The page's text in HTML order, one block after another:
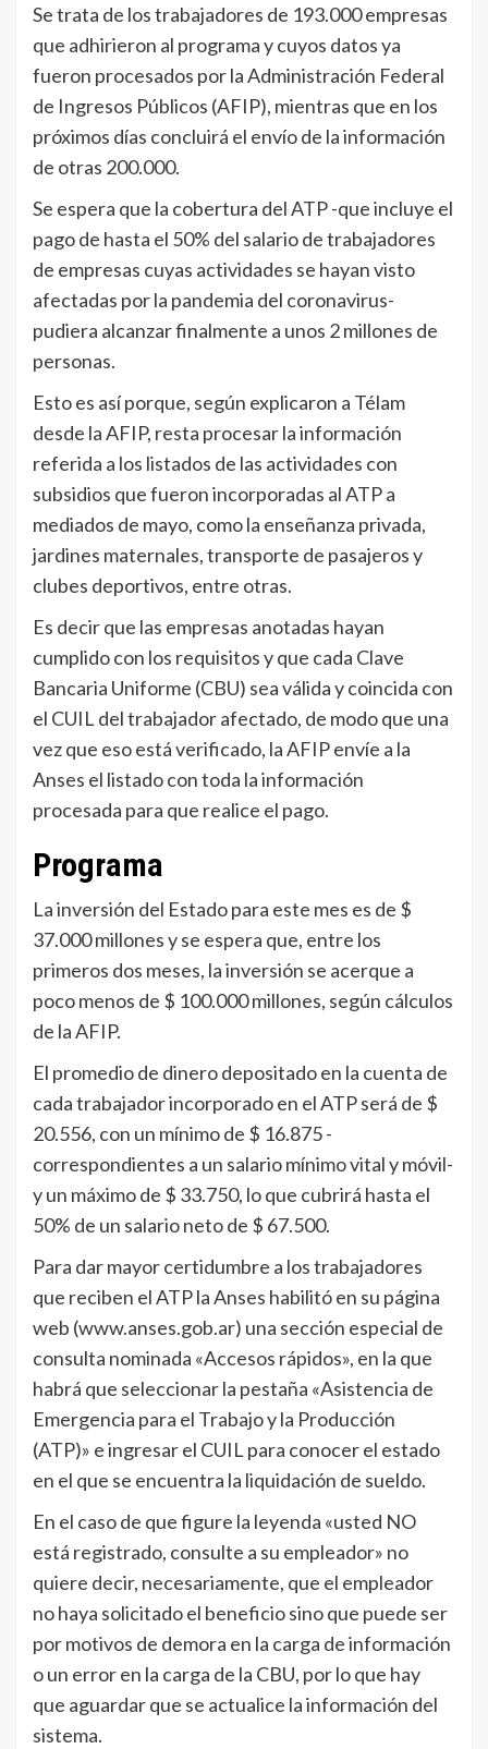
Se trata de los trabajadores de 193.000 empresas
que adhirieron al programa y cuyos datos ya
fueron procesados por la Administración Federal
de Ingresos Públicos (AFIP), mientras que en los
próximos días concluirá el envío de la información
de otras 200.000.
Se espera que la cobertura del ATP -que incluye el
pago de hasta el 50% del salario de trabajadores
de empresas cuyas actividades se hayan visto
afectadas por la pandemia del coronavirus-
pudiera alcanzar finalmente a unos 2 millones de
personas.
Esto es así porque, según explicaron a Télam
desde la AFIP, resta procesar la información
referida a los listados de las actividades con
subsidios que fueron incorporadas al ATP a
mediados de mayo, como la enseñanza privada,
jardines maternales, transporte de pasajeros y
clubes deportivos, entre otras.
Es decir que las empresas anotadas hayan
cumplido con los requisitos y que cada Clave
Bancaria Uniforme (CBU) sea válida y coincida con
el CUIL del trabajador afectado, de modo que una
vez que eso está verificado, la AFIP envíe a la
Anses el listado con toda la información
procesada para que realice el pago.
Programa
La inversión del Estado para este mes es de $
37.000 millones y se espera que, entre los
primeros dos meses, la inversión se acerque a
poco menos de $ 100.000 millones, según cálculos
de la AFIP.
El promedio de dinero depositado en la cuenta de
cada trabajador incorporado en el ATP será de $
20.556, con un mínimo de $ 16.875 -
correspondientes a un salario mínimo vital y móvil-
y un máximo de $ 33.750, lo que cubrirá hasta el
50% de un salario neto de $ 67.500.
Para dar mayor certidumbre a los trabajadores
que reciben el ATP la Anses habilitó en su página
web (www.anses.gob.ar) una sección especial de
consulta nominada «Accesos rápidos», en la que
habrá que seleccionar la pestaña «Asistencia de
Emergencia para el Trabajo y la Producción
(ATP)» e ingresar el CUIL para conocer el estado
en el que se encuentra la liquidación de sueldo.
En el caso de que figure la leyenda «usted NO
está registrado, consulte a su empleador» no
quiere decir, necesariamente, que el empleador
no haya solicitado el beneficio sino que puede ser
por motivos de demora en la carga de información
o un error en la carga de la CBU, por lo que hay
que aguardar que se actualice la información del
sistema.